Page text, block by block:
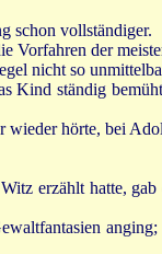
schon vollständiger.
der
nicht so
Kind ständig
hörte, bei
erzählt hatte,